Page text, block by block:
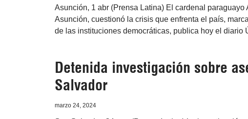
Asunción, 1 abr (Prensa Latina) El cardenal
Asunción, cuestionó la crisis que enfrenta el país,
de las instituciones democráticas, publica hoy el diario
Detenida investigación sobre
Salvador
marzo 24, 2024